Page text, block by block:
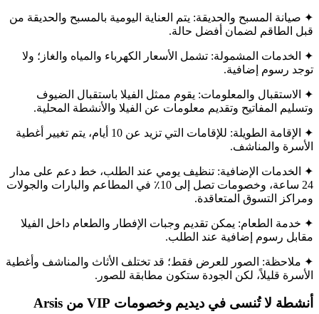
✦ صيانة المسبح والحديقة: يتم العناية اليومية بالمسبح والحديقة من
قبل الطاقم لضمان أفضل حالة.
✦ الخدمات المشمولة: تشمل الأسعار الكهرباء والمياه والغاز؛ ولا
توجد رسوم إضافية.
✦ الاستقبال والمعلومات: يقوم ممثل الفيلا باستقبال الضيوف
وتسليم المفاتيح وتقديم معلومات عن الفيلا والأنشطة المحلية.
✦ الإقامة الطويلة: للإقامات التي تزيد عن 10 أيام، يتم تغيير أغطية
الأسرة والمناشف.
✦ الخدمات الإضافية: تنظيف يومي عند الطلب، خط دعم على مدار
24 ساعة، وخصومات تصل إلى 10٪ في المطاعم والبارات والجولات
ومراكز التسوق المتعاقدة.
✦ خدمة الطعام: يمكن تقديم وجبات الإفطار والطعام داخل الفيلا
مقابل رسوم إضافية عند الطلب.
✦ ملاحظة: الصور للعرض فقط؛ قد تختلف الأثاث والمناشف وأغطية
الأسرة قليلاً، لكن الجودة ستكون مطابقة للصور.
أنشطة لا تُنسى في ديديم وخصومات VIP من Arsis